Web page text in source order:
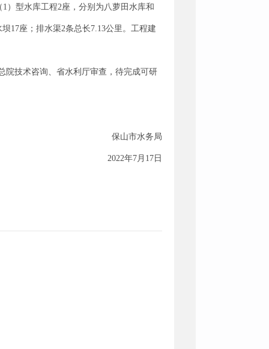
）型水库工程2座，分别为八萝田水库和
17座；排水渠2条总长7.13公里。工程建
院技术咨询、省水利厅审查，待完成可研
保山市水务局
2022年7月17日